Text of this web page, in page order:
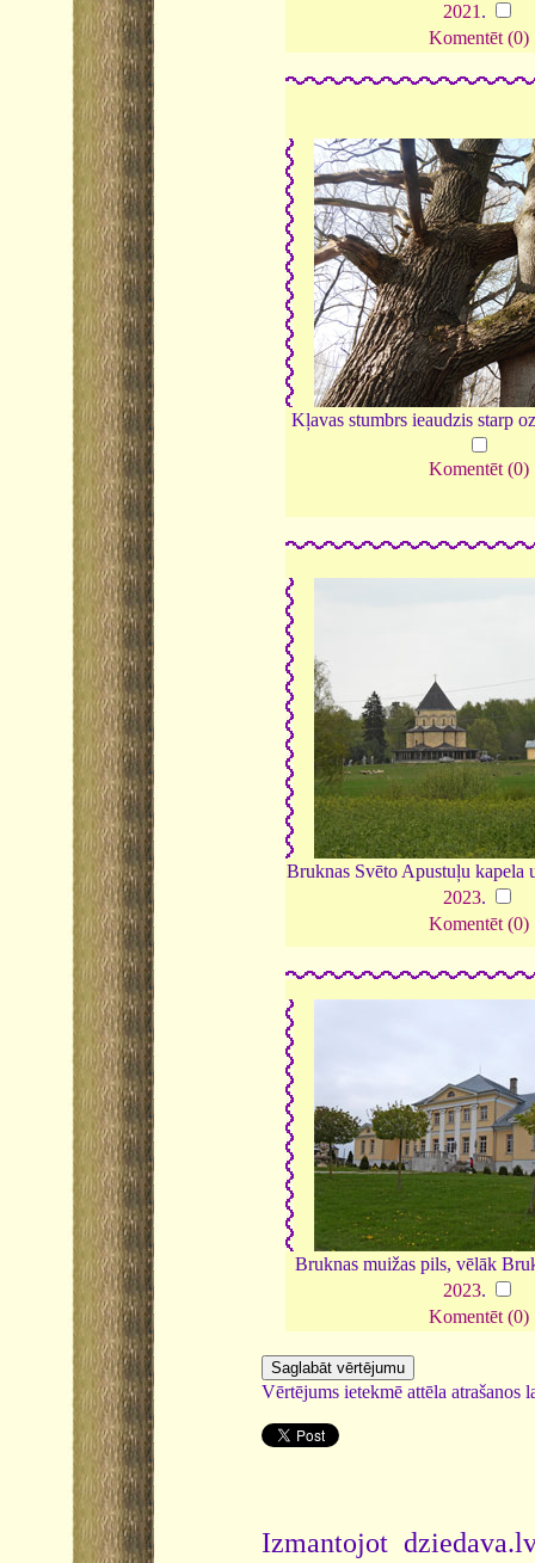
2021 .
Komentēt (0)
Kļavas stumbrs ieaudzis starp
Komentēt (0)
Bruknas Svēto Apustuļu kapela
2023.
Komentēt (0)
Bruknas muižas pils, vēlāk
2023.
Komentēt (0)
Vērtējums ietekmē attēla atrašanos
Izmantojot